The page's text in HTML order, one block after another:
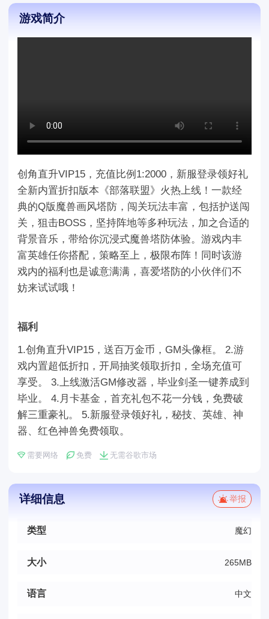
游戏简介
创角直升VIP15，充值比例1:2000，新服登录领好礼
全新内置折扣版本《部落联盟》火热上线！一款经
典的Q版魔兽画风塔防，闯关玩法丰富，包括护送闯
关，狙击BOSS，坚持阵地等多种玩法，加之合适的
背景音乐，带给你沉浸式魔兽塔防体验。游戏内丰
富英雄任你搭配，策略至上，极限布阵！同时该游
戏内的福利也是诚意满满，喜爱塔防的小伙伴们不
妨来试试哦！
福利
1.创角直升VIP15，送百万金币，GM头像框。 2.游
戏内置超低折扣，开局抽奖领取折扣，全场充值可
享受。 3.上线激活GM修改器，毕业剑圣一键养成到
毕业。 4.月卡基金，首充礼包不花一分钱，免费破
解三重豪礼。 5.新服登录领好礼，秘技、英雄、神
器、红色神兽免费领取。
需要网络 免费 无需谷歌市场
详细信息 举报
类型 魔幻
大小 265MB
语言 中文